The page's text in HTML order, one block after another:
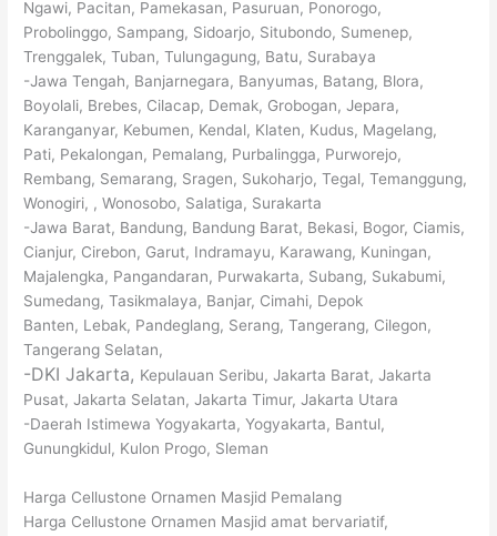
Ngawi, Pacitan, Pamekasan, Pasuruan, Ponorogo,
Probolinggo, Sampang, Sidoarjo, Situbondo, Sumenep,
Trenggalek, Tuban, Tulungagung, Batu, Surabaya
-Jawa Tengah, Banjarnegara, Banyumas, Batang, Blora,
Boyolali, Brebes, Cilacap, Demak, Grobogan, Jepara,
Karanganyar, Kebumen, Kendal, Klaten, Kudus, Magelang,
Pati, Pekalongan, Pemalang, Purbalingga, Purworejo,
Rembang, Semarang, Sragen, Sukoharjo, Tegal, Temanggung,
Wonogiri, , Wonosobo, Salatiga, Surakarta
-Jawa Barat, Bandung, Bandung Barat, Bekasi, Bogor, Ciamis,
Cianjur, Cirebon, Garut, Indramayu, Karawang, Kuningan,
Majalengka, Pangandaran, Purwakarta, Subang, Sukabumi,
Sumedang, Tasikmalaya, Banjar, Cimahi, Depok
Banten, Lebak, Pandeglang, Serang, Tangerang, Cilegon,
Tangerang Selatan,
-DKI Jakarta, Kepulauan Seribu, Jakarta Barat, Jakarta
Pusat, Jakarta Selatan, Jakarta Timur, Jakarta Utara
-Daerah Istimewa Yogyakarta, Yogyakarta, Bantul,
Gunungkidul, Kulon Progo, Sleman
Harga Cellustone Ornamen Masjid Pemalang
Harga Cellustone Ornamen Masjid amat bervariatif,